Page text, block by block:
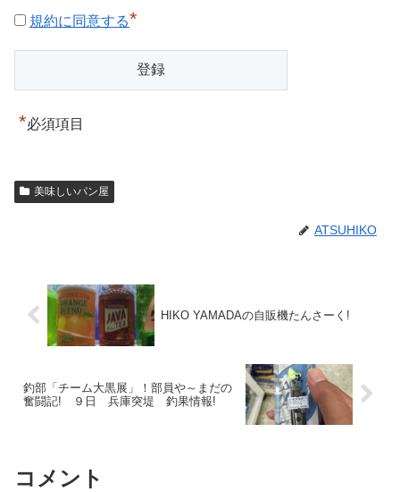
規約に同意する*
*必須項目
美味しいパン屋
ATSUHIKO
HIKO YAMADAの自販機たんさーく!
釣部「チーム大黒展」！部員や～まだの
奮闘記! ９日 兵庫突堤 釣果情報!
コメント